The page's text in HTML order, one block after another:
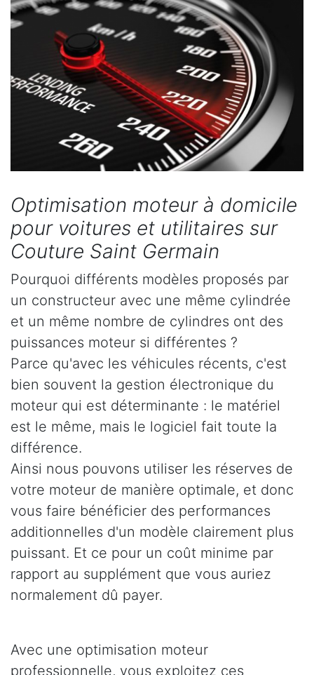
Optimisation moteur à domicile
pour voitures et utilitaires sur
Couture Saint Germain
Pourquoi différents modèles proposés par
un constructeur avec une même cylindrée
et un même nombre de cylindres ont des
puissances moteur si différentes ?
Parce qu'avec les véhicules récents, c'est
bien souvent la gestion électronique du
moteur qui est déterminante : le matériel
est le même, mais le logiciel fait toute la
différence.
Ainsi nous pouvons utiliser les réserves de
votre moteur de manière optimale, et donc
vous faire bénéficier des performances
additionnelles d'un modèle clairement plus
puissant. Et ce pour un coût minime par
rapport au supplément que vous auriez
normalement dû payer.
Avec une optimisation moteur
professionnelle, vous exploitez ces